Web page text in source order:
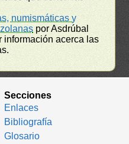
numismáticas y
por Asdrúbal
información acerca las
Secciones
Enlaces
Bibliografía
Glosario